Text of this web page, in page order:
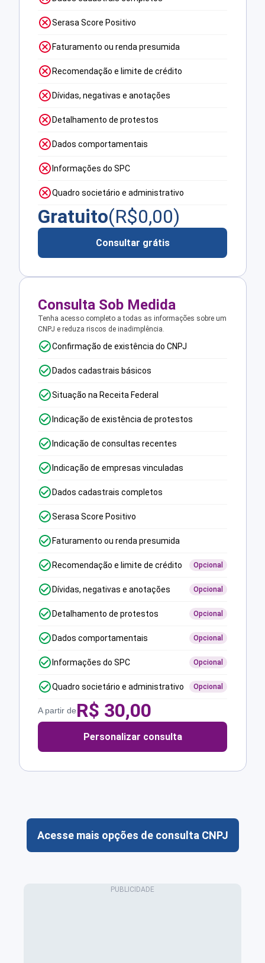
Serasa Score Positivo
Faturamento ou renda presumida
Recomendação e limite de crédito
Dívidas, negativas e anotações
Detalhamento de protestos
Dados comportamentais
Informações do SPC
Quadro societário e administrativo
Gratuito(R$0,00)
Consultar grátis
Consulta Sob Medida
Tenha acesso completo a todas as informações sobre um
CNPJ e reduza riscos de inadimplência.
Confirmação de existência do CNPJ
Dados cadastrais básicos
Situação na Receita Federal
Indicação de existência de protestos
Indicação de consultas recentes
Indicação de empresas vinculadas
Dados cadastrais completos
Serasa Score Positivo
Faturamento ou renda presumida
Recomendação e limite de crédito Opcional
Dívidas, negativas e anotações Opcional
Detalhamento de protestos Opcional
Dados comportamentais Opcional
Informações do SPC Opcional
Quadro societário e administrativo Opcional
A partir deR$ 30,00
Personalizar consulta
Acesse mais opções de consulta CNPJ